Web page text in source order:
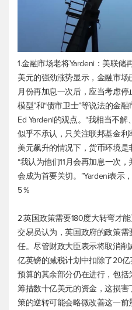
1.金融市场老将Yardeni：美联储
美元的强劲涨势显示，金融市场
月份再加息一次后，应当考虑
模型”和“债市卫士”等说法的金
Ed Yardeni的观点。“我相当不
似乎不承认，只关注联邦基金
美元飙升的情况下，货币环境是
“我认为他们11月会再加息一次
会成为首要关切。”Yardeni表示
5％
2.英国政策需要180度大转弯才能
交易员认为，英国政府的政策
任。尽管财政大臣表示将取消
亿英镑的减税计划中扣除了20
预算的其余部分仍在进行，包
筹措数十亿美元的资金，这损
策的逆转可能会略微改善这一